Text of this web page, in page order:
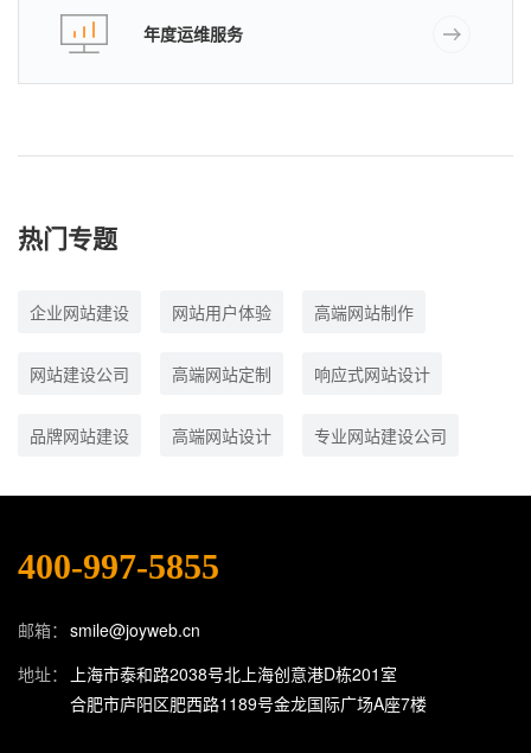
年度运维服务
热门专题
企业网站建设 网站用户体验 高端网站制作
网站建设公司 高端网站定制 响应式网站设计
品牌网站建设 高端网站设计 专业网站建设公司
400-997-5855
邮箱： smile@joyweb.cn
地址：
上海市泰和路2038号北上海创意港D栋201室
合肥市庐阳区肥西路1189号金龙国际广场A座7楼